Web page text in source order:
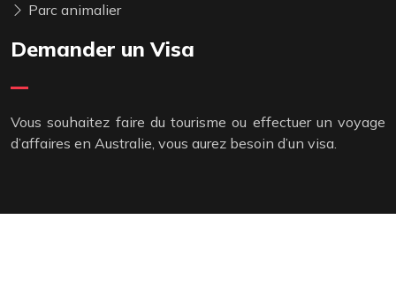
Parc animalier
Demander un Visa
Vous souhaitez faire du tourisme ou effectuer un voyage
d’affaires en Australie, vous aurez besoin d’un visa.